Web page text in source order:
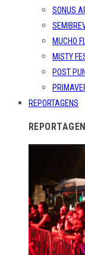
SONUS
MUCHO
MISTY
POST
REPORTAGENS